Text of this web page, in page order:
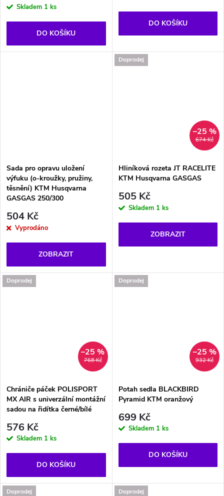
Skladem 1 ks
DO KOŠÍKU
DO KOŠÍKU
Sada pro opravu uložení
výfuku (o-kroužky, pružiny,
těsnění) KTM Husqvarna
GASGAS 250/300
504 Kč
Vyprodáno
ZOBRAZIT
Doprodej
674 Kč
–25 %
Hliníková rozeta JT RACELITE
KTM Husqvarna GASGAS
505 Kč
Skladem 1 ks
ZOBRAZIT
Doprodej
768 Kč
–25 %
Chrániče páček POLISPORT
MX AIR s univerzální montážní
sadou na řidítka černé/bílé
576 Kč
Skladem 1 ks
DO KOŠÍKU
Doprodej
932 Kč
–25 %
Potah sedla BLACKBIRD
Pyramid KTM oranžový
699 Kč
Skladem 1 ks
DO KOŠÍKU
Doprodej Doprodej